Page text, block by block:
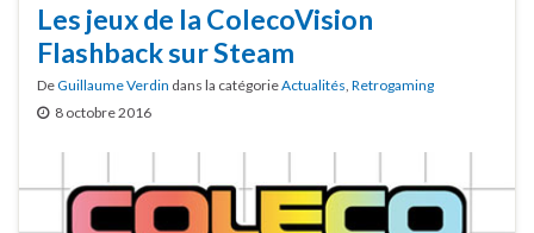
Les jeux de la ColecoVision
Flashback sur Steam
DeGuillaume Verdin dans la catégorieActualités Retrogaming
8 octobre 2016